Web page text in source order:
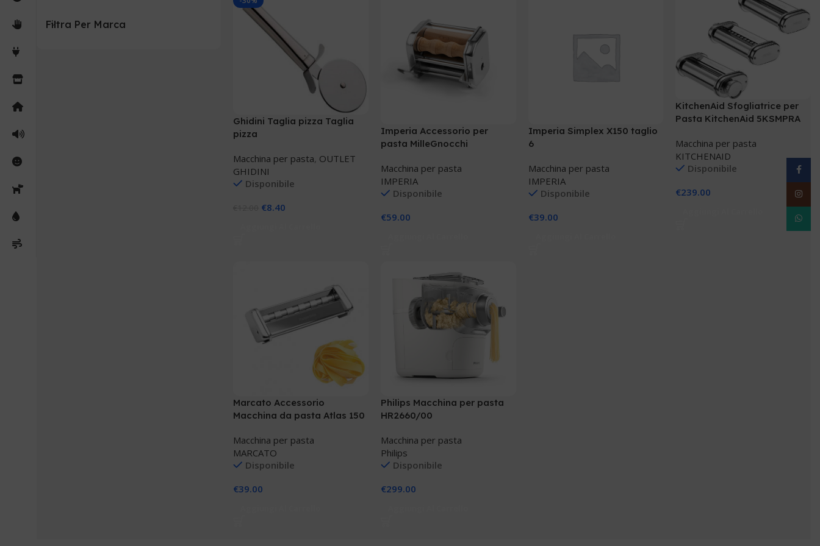
Filtra Per Marca
Ghidini Taglia pizza Taglia
pizza
Macchina per pasta, OUTLET
GHIDINI
Disponibile
€8.40
Imperia Accessorio per
pasta MilleGnocchi
Macchina per pasta
IMPERIA
Disponibile
€59.00
Imperia Simplex X150 taglio
6
Macchina per pasta
IMPERIA
Disponibile
€39.00
KitchenAid Sfogliatrice per
Pasta KitchenAid 5KSMPRA
Macchina per pasta
KITCHENAID
Disponibile
€239.00
Marcato Accessorio
Macchina da pasta Atlas 150
Macchina per pasta
MARCATO
Disponibile
€39.00
Philips Macchina per pasta
HR2660/00
Macchina per pasta
Philips
Disponibile
€299.00